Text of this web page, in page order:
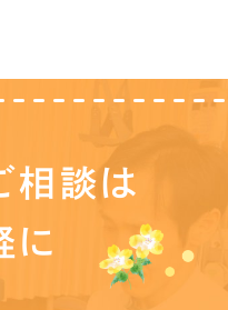
相談は
に